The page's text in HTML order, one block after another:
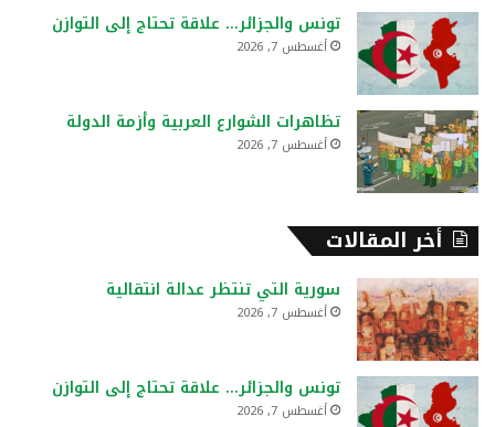
تونس والجزائر… علاقة تحتاج إلى التوازن
أغسطس 7, 2026
تظاهرات الشوارع العربية وأزمة الدولة
أغسطس 7, 2026
أخر المقالات
سورية التي تنتظر عدالة انتقالية
أغسطس 7, 2026
تونس والجزائر… علاقة تحتاج إلى التوازن
أغسطس 7, 2026